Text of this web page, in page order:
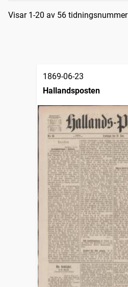
Sökresultat
Visar 1-20 av 56 tidningsnummer
1869-06-23
Hallandsposten